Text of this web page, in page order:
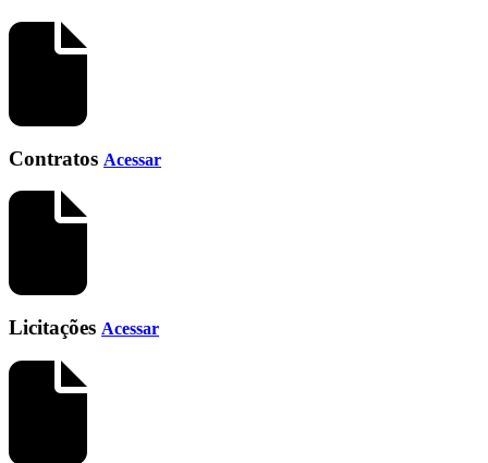
Contratos Acessar
Licitações Acessar